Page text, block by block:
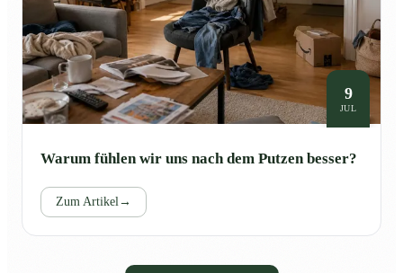
9
JUL
Warum fühlen wir uns nach dem Putzen besser?
Zum Artikel→